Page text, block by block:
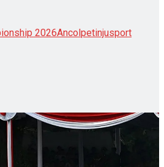
2026Ancolpetinjusport